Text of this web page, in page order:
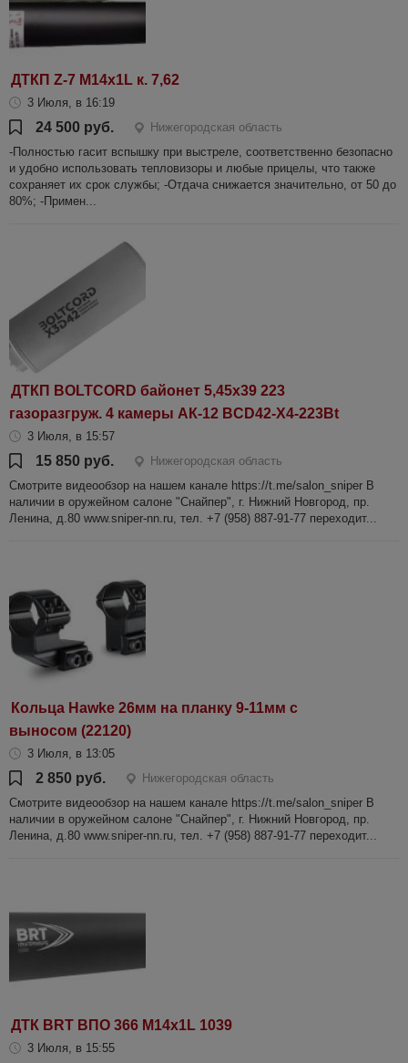
ДТКП Z-7 М14х1L к. 7,62
3 Июля, в 16:19
24 500 руб.
Нижегородская область
-Полностью гасит вспышку при выстреле, соответственно безопасно
и удобно использовать тепловизоры и любые прицелы, что также
сохраняет их срок службы; -Отдача снижается значительно, от 50 до
80%; -Примен...
ДТКП BOLTCORD байонет 5,45х39 223
газоразгруж. 4 камеры АК-12 BCD42-X4-223Bt
3 Июля, в 15:57
15 850 руб.
Нижегородская область
Смотрите видеообзор на нашем канале https://t.me/salon_sniper В
наличии в оружейном салоне "Снайпер", г. Нижний Новгород, пр.
Ленина, д.80 www.sniper-nn.ru, тел. +7 (958) 887-91-77 переходит...
Кольца Hawke 26мм на планку 9-11мм с
выносом (22120)
3 Июля, в 13:05
2 850 руб.
Нижегородская область
Смотрите видеообзор на нашем канале https://t.me/salon_sniper В
наличии в оружейном салоне "Снайпер", г. Нижний Новгород, пр.
Ленина, д.80 www.sniper-nn.ru, тел. +7 (958) 887-91-77 переходит...
ДТК BRT ВПО 366 M14х1L 1039
3 Июля, в 15:55